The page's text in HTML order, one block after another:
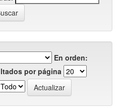
En orden:
por página